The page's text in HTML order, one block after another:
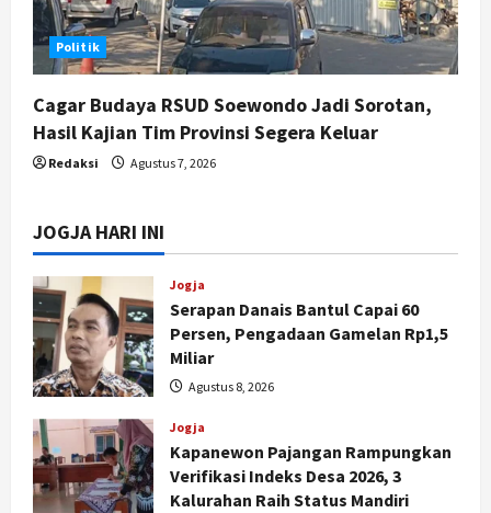
Politik
Cagar Budaya RSUD Soewondo Jadi Sorotan,
Hasil Kajian Tim Provinsi Segera Keluar
Redaksi Agustus 7, 2026
JOGJA HARI INI
Jogja
Serapan Danais Bantul Capai 60
Persen, Pengadaan Gamelan Rp1,5
Miliar
Agustus 8, 2026
Jogja
Kapanewon Pajangan Rampungkan
Verifikasi Indeks Desa 2026, 3
Kalurahan Raih Status Mandiri